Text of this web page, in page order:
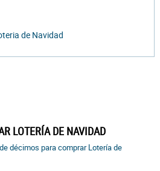
de Navidad
LOTERÍA DE NAVIDAD
décimos para comprar Lotería de